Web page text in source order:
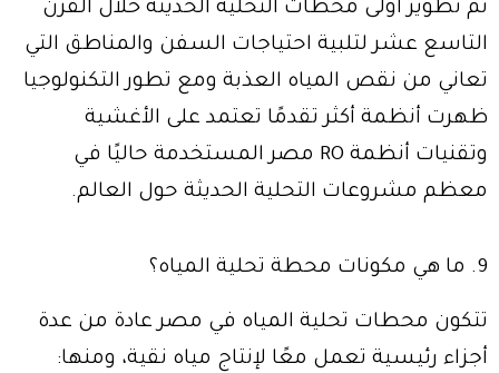
تم تطوير أولى محطات التحلية الحديثة خلال القرن
التاسع عشر لتلبية احتياجات السفن والمناطق التي
تعاني من نقص المياه العذبة ومع تطور التكنولوجيا
ظهرت أنظمة أكثر تقدمًا تعتمد على الأغشية
وتقنيات أنظمة RO مصر المستخدمة حاليًا في
معظم مشروعات التحلية الحديثة حول العالم.
9. ما هي مكونات محطة تحلية المياه؟
تتكون محطات تحلية المياه في مصر عادة من عدة
أجزاء رئيسية تعمل معًا لإنتاج مياه نقية، ومنها: